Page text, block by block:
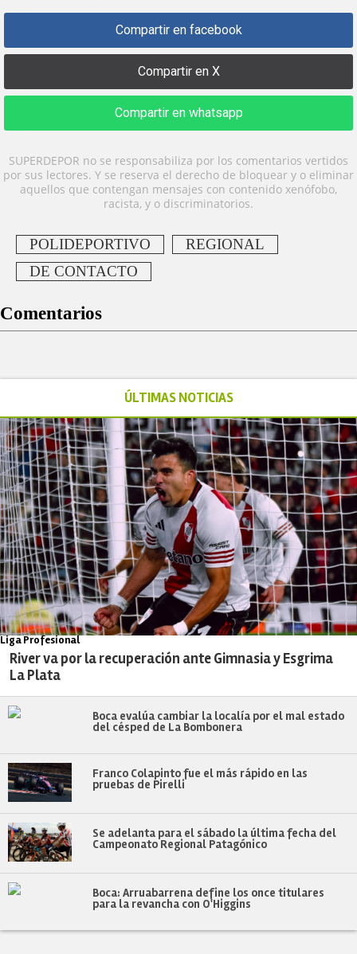
Compartir en facebook
Compartir en X
Compartir en whatsapp
SUPERDEPOR no se responsabiliza por los comentarios vertidos
por sus lectores. Y se reserva el derecho de bloquear y o eliminar
aquellos que contengan mensajes con contenido xenófobo,
racista, y o discriminatorios.
POLIDEPORTIVO
REGIONAL
DE CONTACTO
Comentarios
ÚLTIMAS NOTICIAS
Liga Profesional
River va por la recuperación ante Gimnasia y Esgrima
La Plata
Boca evalúa cambiar la localía por el mal estado
del césped de La Bombonera
Franco Colapinto fue el más rápido en las
pruebas de Pirelli
Se adelanta para el sábado la última fecha del
Campeonato Regional Patagónico
Boca: Arruabarrena define los once titulares
para la revancha con O'Higgins